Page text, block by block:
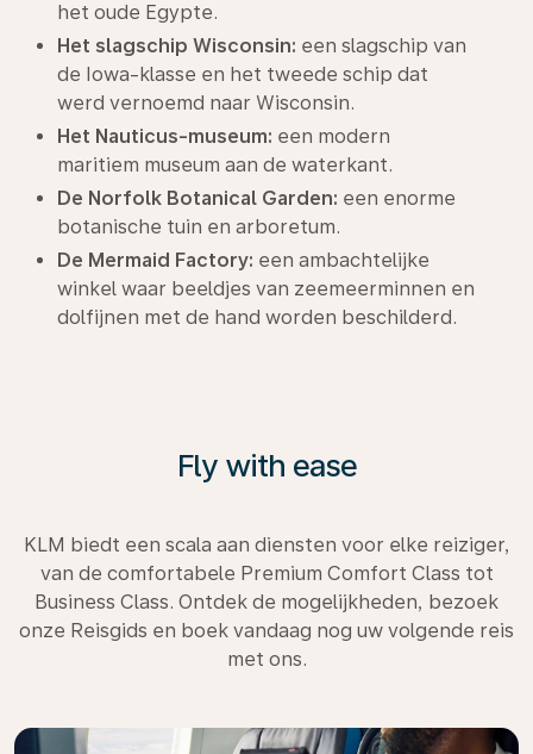
het oude Egypte.
Het slagschip Wisconsin: een slagschip van
de Iowa-klasse en het tweede schip dat
werd vernoemd naar Wisconsin.
Het Nauticus-museum: een modern
maritiem museum aan de waterkant.
De Norfolk Botanical Garden: een enorme
botanische tuin en arboretum.
De Mermaid Factory: een ambachtelijke
winkel waar beeldjes van zeemeerminnen en
dolfijnen met de hand worden beschilderd.
Fly with ease
KLM biedt een scala aan diensten voor elke reiziger,
van de comfortabele Premium Comfort Class tot
Business Class. Ontdek de mogelijkheden, bezoek
onze Reisgids en boek vandaag nog uw volgende reis
met ons.